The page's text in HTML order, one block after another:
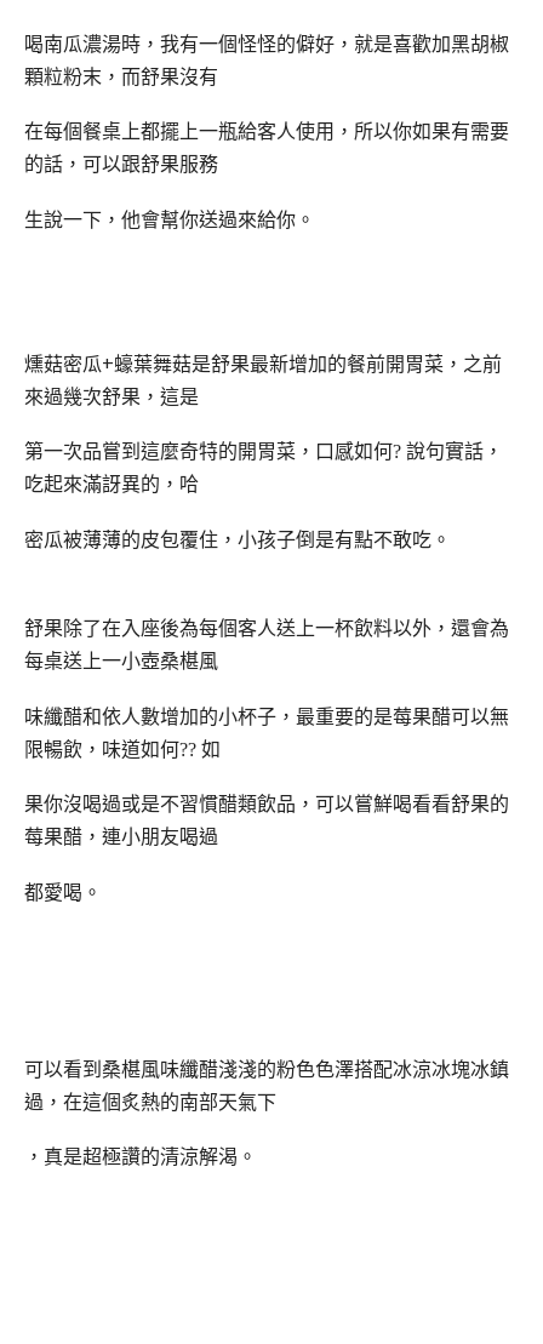
喝南瓜濃湯時，我有一個怪怪的僻好，就是喜歡加黑胡椒
顆粒粉末，而舒果沒有
在每個餐桌上都擺上一瓶給客人使用，所以你如果有需要
的話，可以跟舒果服務
生說一下，他會幫你送過來給你。
燻菇密瓜+蠔葉舞菇是舒果最新增加的餐前開胃菜 ，之前
來過幾次舒果，這是
第一次品嘗到這麼奇特的開胃菜，口感如何? 說句實話，
吃起來滿訝異的，哈
密瓜被薄薄的皮包覆住，小孩子倒是有點不敢吃。
舒果除了在入座後為每個客人送上一杯飲料以外，還會為
每桌送上一小壺桑椹風
味纖醋和依人數增加的小杯子，最重要的是莓果醋可以無
限暢飲，味道如何?? 如
果你沒喝過或是不習慣醋類飲品，可以嘗鮮喝看看舒果的
莓果醋，連小朋友喝過
都愛喝。
可以看到桑椹風味纖醋淺淺的粉色色澤搭配冰涼冰塊冰鎮
過，在這個炙熱的南部天氣下
，真是超極讚的清涼解渴。